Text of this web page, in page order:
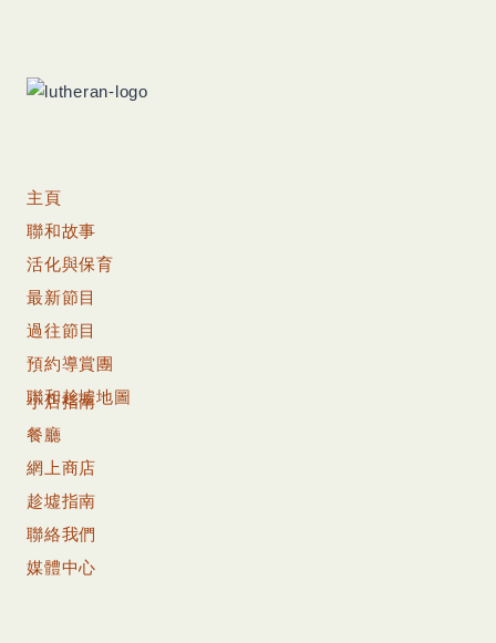
主頁
聯和故事
活化與保育
最新節目
過往節目
預約導賞團
聯和趁墟地圖
小店指南
餐廳
網上商店
趁墟指南
聯絡我們
媒體中心